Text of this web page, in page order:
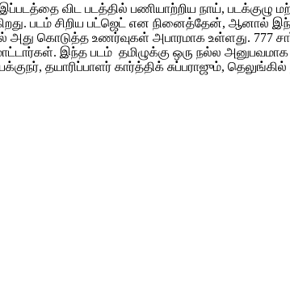
விட படத்தில் பணியாற்றிய நாய், படக்குழு
படம் சிறிய பட்ஜெட் என நினைத்தேன், ஆனால்
அது கொடுத்த உணர்வுகள் அபாரமாக உள்ளது.
இந்த படம் தமிழுக்கு ஒரு நல்ல அனுபவமாக
தயாரிப்பாளர் கார்த்திக் சுப்பராஜும், தெலுங்கில்